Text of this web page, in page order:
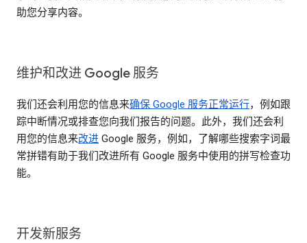
助您分享内容。
维护和改进 Google 服务
我们还会利用您的信息来确保 Google 服务正常运行，例如跟
踪中断情况或排查您向我们报告的问题。此外，我们还会利
用您的信息来改进 Google 服务，例如，了解哪些搜索字词最
常拼错有助于我们改进所有 Google 服务中使用的拼写检查功
能。
开发新服务